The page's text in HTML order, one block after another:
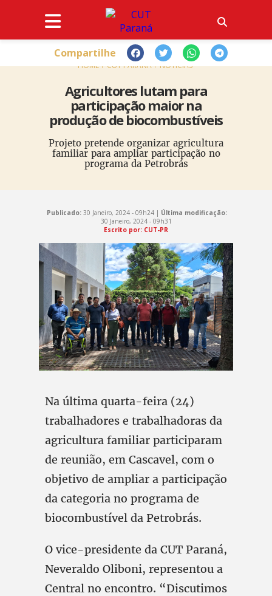
HOME CUT PARANÁ NOTÍCIAS
Agricultores lutam para
participação maior na
produção de biocombustíveis
Projeto pretende organizar agricultura
familiar para ampliar participação no
programa da Petrobrás
Compartilhe
Publicado: 30 Janeiro, 2024 - 09h24 | Última modificação:
30 Janeiro, 2024 - 09h31
Escrito por: CUT-PR
Na última quarta-feira (24)
trabalhadores e trabalhadoras da
agricultura familiar participaram
de reunião, em Cascavel, com o
objetivo de ampliar a participação
da categoria no programa de
biocombustível da Petrobrás.
O vice-presidente da CUT Paraná,
Neveraldo Oliboni, representou a
Central no encontro. “Discutimos